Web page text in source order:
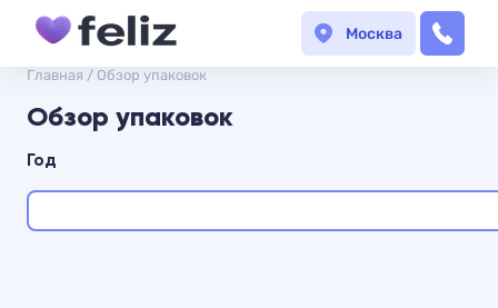
Москва
Главная / Обзор упаковок
Обзор упаковок
Год